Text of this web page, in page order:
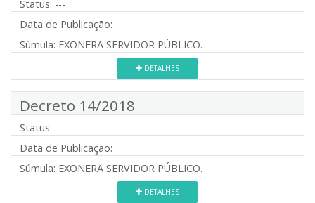
Status: ---
Data de Publicação:
Súmula: EXONERA SERVIDOR PÚBLICO.
DETALHES
Decreto 14/2018
Status: ---
Data de Publicação:
Súmula: EXONERA SERVIDOR PÚBLICO.
DETALHES